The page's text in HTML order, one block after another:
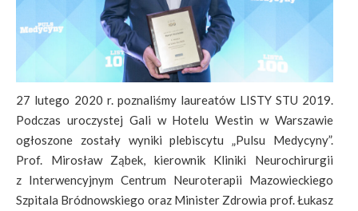
27 lutego 2020 r. poznaliśmy laureatów LISTY STU 2019.
Podczas uroczystej Gali w Hotelu Westin w Warszawie
ogłoszone zostały wyniki plebiscytu „Pulsu Medycyny”.
Prof. Mirosław Ząbek, kierownik Kliniki Neurochirurgii
z Interwencyjnym Centrum Neuroterapii Mazowieckiego
Szpitala Bródnowskiego oraz Minister Zdrowia prof. Łukasz